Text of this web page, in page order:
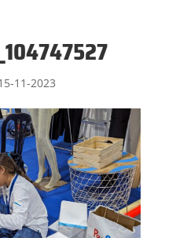
11-2023